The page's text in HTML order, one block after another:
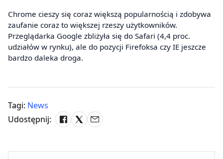
Chrome cieszy się coraz większą popularnością i zdobywa
zaufanie coraz to większej rzeszy użytkowników.
Przeglądarka Google zbliżyła się do Safari (4,4 proc.
udziałów w rynku), ale do pozycji Firefoksa czy IE jeszcze
bardzo daleka droga.
Tagi: News
Udostępnij: